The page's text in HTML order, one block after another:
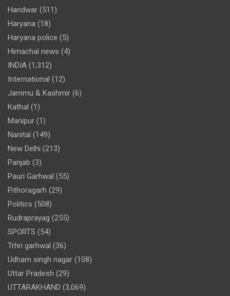
Haridwar (511)
Haryana (18)
Haryana police (5)
Himachal news (4)
INDIA (1,312)
International (12)
Jammu & Kashmir (6)
Kathal (1)
Manipur (1)
Nanital (149)
New Delhi (213)
Panjab (3)
Pauri Garhwal (55)
Pithoragarh (29)
Politics (508)
Rudraprayag (255)
SPORTS (54)
Trhri garhwal (36)
Udham singh nagar (108)
Uttar Pradesh (29)
UTTARAKHAND (3,069)